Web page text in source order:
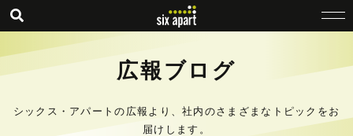
広報ブログ
シックス・アパートの広報より、社内のさまざまなトピックをお
届けします。